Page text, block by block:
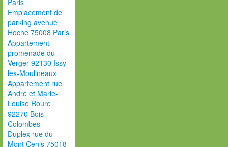
Paris
Emplacement de
parking avenue
Hoche 75008 Paris
Appartement
promenade du
Verger 92130 Issy-
les-Moulineaux
Appartement rue
André et Marie-
Louise Roure
92270 Bois-
Colombes
Duplex rue du
Mont Cenis 75018